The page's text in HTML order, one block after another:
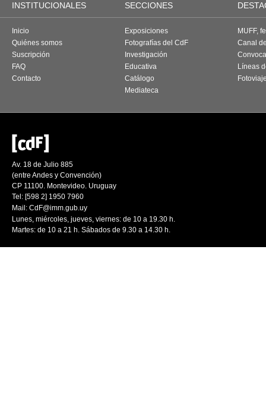
INSTITUCIONALES SECCIONES
Inicio
Quiénes somos
Suscripción
FAQ
Contacto
Exposiciones
Fotografías del CdF
Investigación
Educativa
Catálogo
Mediateca
MUFF,
Canal
Líneas
Av. 18 de Julio 885
(entre Andes y Convención)
CP 11100. Montevideo. Uruguay
Tel: [598 2] 1950 7960
Mail: CdF@imm.gub.uy
Lunes, miércoles, jueves, viernes: de 10 a 19.30 h.
Martes: de 10 a 21 h. Sábados de 9.30 a 14.30 h.